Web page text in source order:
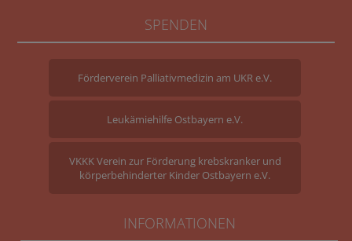
SPENDEN
Förderverein Palliativmedizin am UKR e.V.
Leukämiehilfe Ostbayern e.V.
VKKK Verein zur Förderung krebskranker und
körperbehinderter Kinder Ostbayern e.V.
INFORMATIONEN